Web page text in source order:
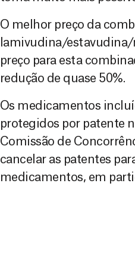
O melhor preço da
lamivudina/estavudina/
preço para esta
redução de quase 50%.
Os medicamentos
protegidos por patente
Comissão de
cancelar as patentes
medicamentos, em